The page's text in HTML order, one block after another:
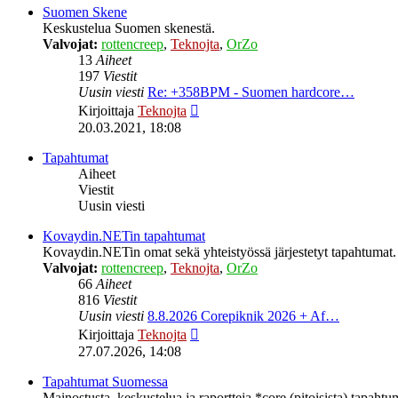
Suomen Skene
Keskustelua Suomen skenestä.
Valvojat: rottencreep, Teknojta, OrZo
13Aiheet
197 Viestit
Uusin viesti Re: +358BPM - Suomen hardcore…
Kirjoittaja Teknojta
20.03.2021, 18:08
Tapahtumat
Aiheet
Viestit
Uusin viesti
Kovaydin.NETin tapahtumat
Kovaydin.NETin omat sekä yhteistyössä järjestetyt tapahtumat.
Valvojat: rottencreep, Teknojta, OrZo
66Aiheet
816 Viestit
Uusin viesti 8.8.2026 Corepiknik 2026 + Af…
Kirjoittaja Teknojta
27.07.2026, 14:08
Tapahtumat Suomessa